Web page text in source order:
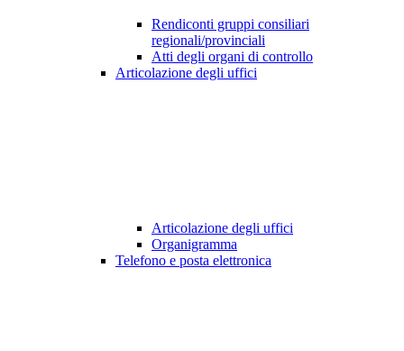
Rendiconti gruppi consiliari
regionali/provinciali
Atti degli organi di controllo
Articolazione degli uffici
Articolazione degli uffici
Organigramma
Telefono e posta elettronica